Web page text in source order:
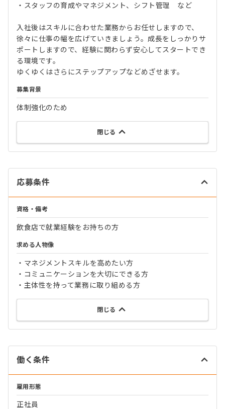
・スタッフの育成やマネジメント、シフト管理 など
入社後はスキルに合わせた業務からお任せしますので、
徐々に仕事の幅を広げていきましょう。成長をしっかりサ
ポートしますので、経験に関わらず安心してスタートでき
る環境です。
ゆくゆくはさらにステップアップなどめざせます。
募集背景
体制強化のため
閉じる
応募条件
資格・備考
飲食店で就業経験をお持ちの方
求める人物像
・マネジメントスキルを高めたい方
・コミュニケーションを大切にできる方
・主体性を持って業務に取り組める方
閉じる
働く条件
雇用形態
正社員